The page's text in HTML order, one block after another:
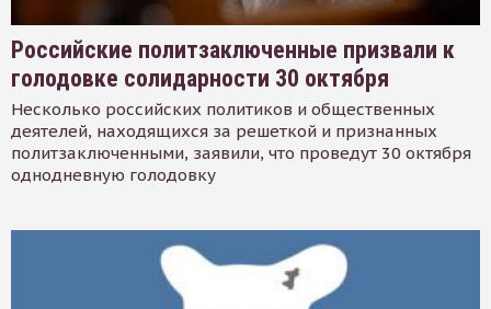
Российские политзаключенные призвали к
голодовке солидарности 30 октября
Несколько российских политиков и общественных
деятелей, находящихся за решеткой и признанных
политзаключенными, заявили, что проведут 30 октября
однодневную голодовку